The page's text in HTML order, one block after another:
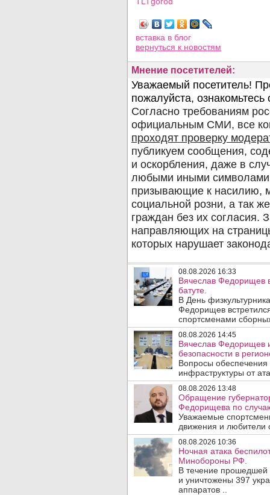
вставка в блог
вернуться к новостям
Мнение посетителей:
08.08.2026 16:33
Вячеслав Федорищев
батуте.
В День
Федорищев
спортсменами
08.08.2026 14:45
Вячеслав Федорищев
безопасности в
Вопросы обеспечения
инфраструктуры от
08.08.2026 13:48
Обращение
Федорищева по
Уважаемые
движения и любители
08.08.2026 10:36
Ночная атака
Минобороны РФ.
В течение
и уничтожены 397
аппаратов ..